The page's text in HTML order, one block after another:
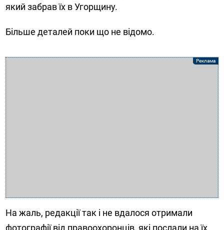
який забрав їх в Угорщину.
Більше деталей поки що не відомо.
На жаль, редакції так і не вдалося отримали